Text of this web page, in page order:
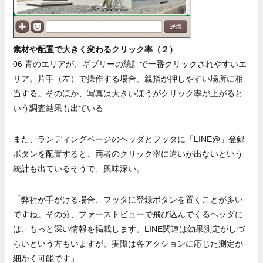
素材や配置で大きく変わるクリック率（２）
06 青のエリアが、ギブリーの統計で一番クリックされやすいエ
リア。片手（左）で操作する場合、親指が押しやすい場所に相
当する。そのほか、写真は大きいほうがクリック率が上がると
いう調査結果も出ている
また、ランディングページのヘッダとフッタに「LINE@」登録
ボタンを配置すると、両者のクリック率に違いが出ないという
統計も出ているそうで、興味深い。
「弊社が手がける場合、フッタに登録ボタンを置くことが多い
ですね。その分、ファーストビューで飛び込んでくるヘッダに
は、もっと深い情報を掲載します。LINE関連は効果測定がしづ
らいという方もいますが、実際は各アクションに応じた測定が
細かく可能です」